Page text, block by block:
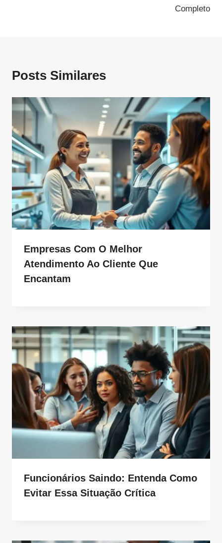
Completo
Posts Similares
Empresas Com O Melhor
Atendimento Ao Cliente Que
Encantam
Funcionários Saindo: Entenda Como
Evitar Essa Situação Crítica